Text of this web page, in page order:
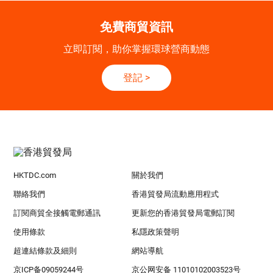
免費商貿資訊
立即訂閱，助你掌握環球營商動態
登記 >
HKTDC.com 關於我們
聯絡我們 香港貿發局流動應用程式
訂閱商貿全接觸電郵通訊 更新您的香港貿發局電郵訂閱
使用條款 私隱政策聲明
超連結條款及細則 網站導航
京ICP备09059244号 京公网安备 11010102003523号